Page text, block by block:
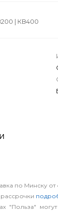
| КВ400
по Минску от
рассрочки
"Польза"